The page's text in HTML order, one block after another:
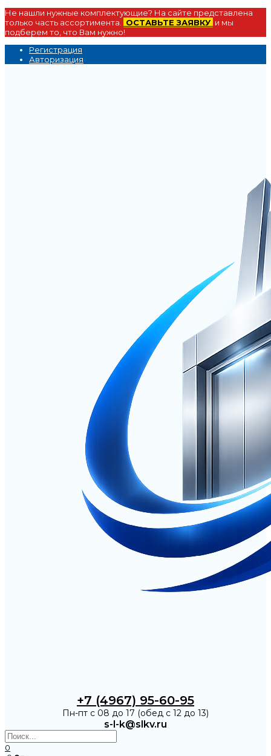
Не нашли нужные комплектующие? На сайте представлена
только часть ассортимента.
ОСТАВЬТЕ ЗАЯВКУ и мы
подберем то, что Вам нужно!
Регистрация
Авторизация
+7 (4967) 95-60-95
Пн-пт с 08 до 17 (обед с 12 до 13)
s-l-k@slkv.ru
0